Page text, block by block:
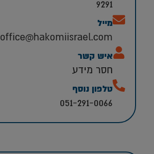
9291
מייל
office@hakomiisrael.com
איש קשר
חסר מידע
טלפון נוסף
051-291-0066